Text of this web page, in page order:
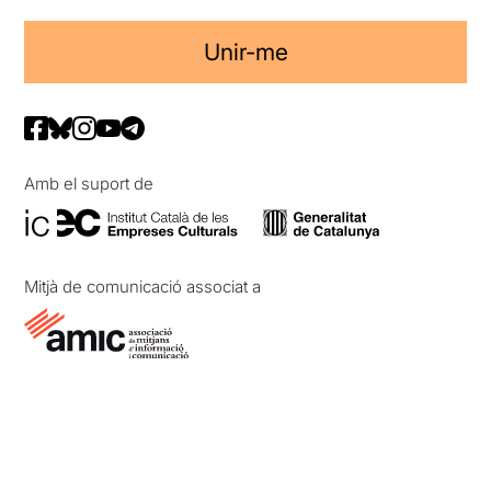
Unir-me
Amb el suport de
Mitjà de comunicació associat a